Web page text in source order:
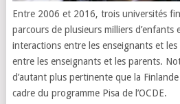
Entre 2006 et 2016, trois universités
parcours de plusieurs milliers d’enfants
interactions entre les enseignants et
entre les enseignants et les parents.
d’autant plus pertinente que la
cadre du programme Pisa de l’OCDE.